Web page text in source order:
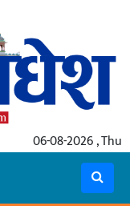
06-08-2026 , Thu